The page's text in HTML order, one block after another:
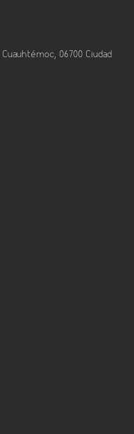
Cuauhtémoc, 06700 Ciudad